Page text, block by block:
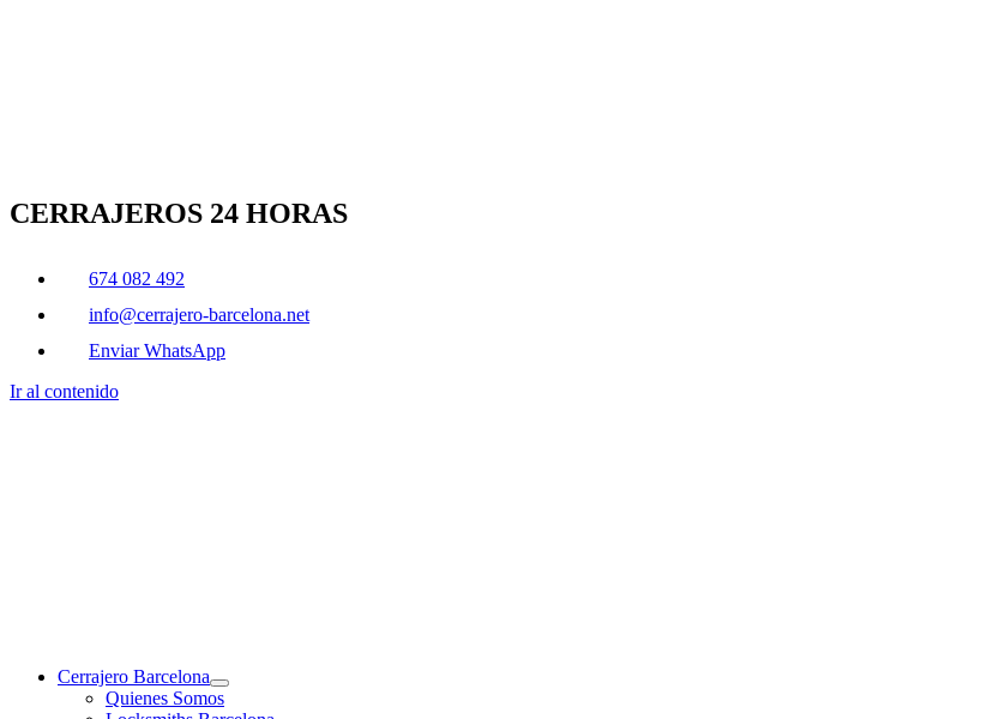
CERRAJEROS 24 HORAS
674 082 492
info@cerrajero-barcelona.net
Enviar WhatsApp
Ir al contenido
Cerrajero Barcelona
Quienes Somos